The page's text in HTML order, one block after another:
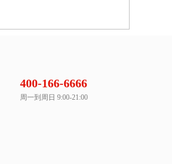
400-166-6666
周一到周日 9:00-21:00